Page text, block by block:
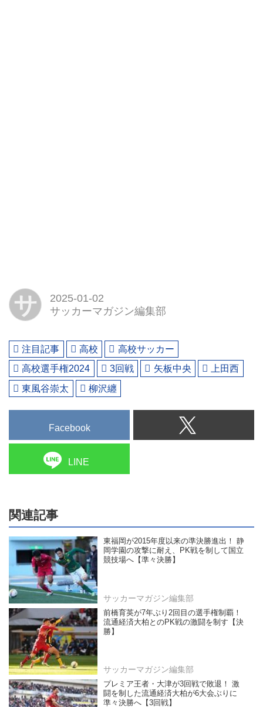
サ
2025-01-02
サッカーマガジン編集部
注目記事 高校
高校サッカー
高校選手権2024
3回戦 矢板中央
上田西
東風谷崇太
柳沢纏
Facebook
LINE
関連記事
東福岡が2015年度以来の準決勝進出！ 静
岡学園の攻撃に耐え、PK戦を制して国立
競技場へ【準々決勝】
サッカーマガジン編集部
前橋育英が7年ぶり2回目の選手権制覇！
流通経済大柏とのPK戦の激闘を制す【決
勝】
サッカーマガジン編集部
プレミア王者・大津が3回戦で敗退！ 激
闘を制した流通経済大柏が6大会ぶりに
準々決勝へ【3回戦】